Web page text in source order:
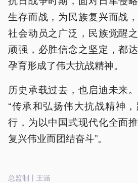
生存而战，为民族复兴而战
社会动员之广泛，民族觉醒
顽强，必胜信念之坚定，都
孕育形成了伟大抗战精神。
历史承载过去，也启迪未来
“传承和弘扬伟大抗战精神
行，为以中国式现代化全面
复兴伟业而团结奋斗”。
总监制丨王涵